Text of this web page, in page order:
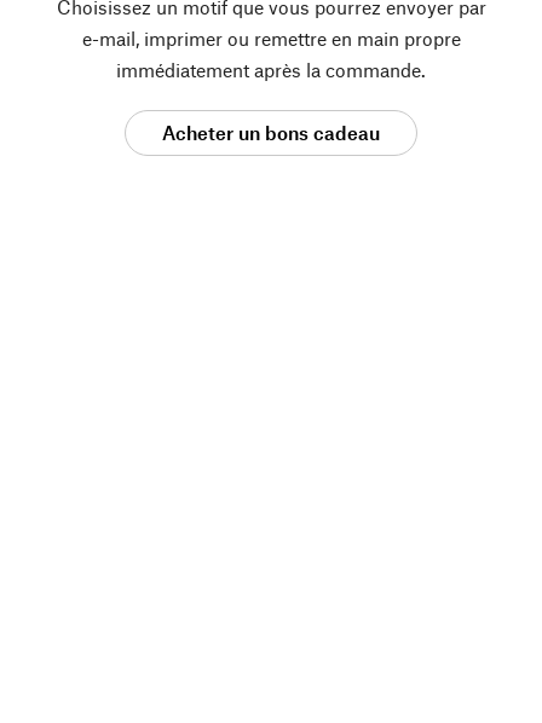
Choisissez un motif que vous pourrez envoyer par
e-mail, imprimer ou remettre en main propre
immédiatement après la commande.
Acheter un bons cadeau